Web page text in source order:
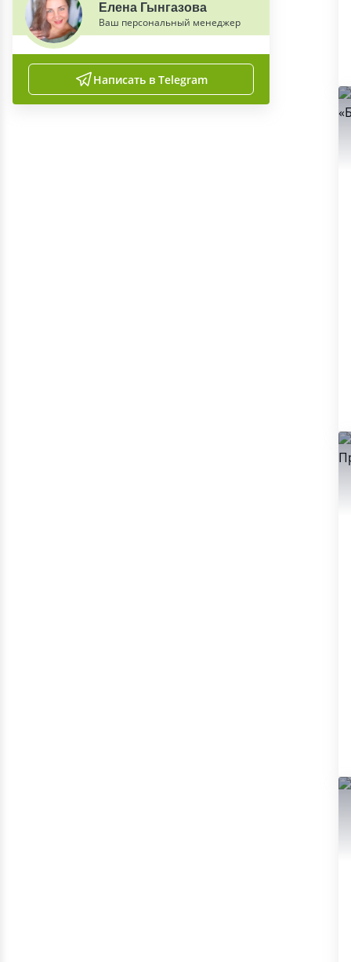
Елена Гынгазова
Ваш персональный менеджер
Написать в Telegram